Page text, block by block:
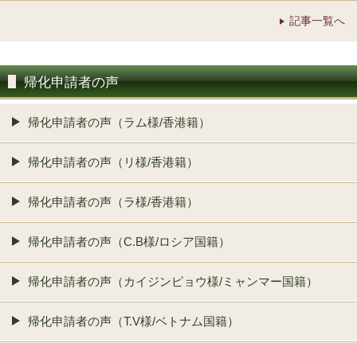
記事一覧へ
帰化申請者の声
帰化申請者の声（ラム様/香港籍）
帰化申請者の声（リ様/香港籍）
帰化申請者の声（ラ様/香港籍）
帰化申請者の声（C.B様/ロシア国籍）
帰化申請者の声（カイジンピョウ様/ミャンマー国籍）
帰化申請者の声（T.V様/ベトナム国籍）